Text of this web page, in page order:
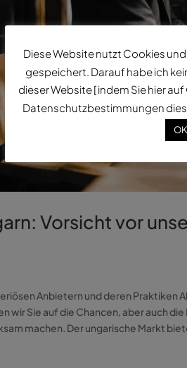
Vorsicht vor
Anbietern und deren Praktiken
wir Sie auf die Chancen, aber auch die
machen. Der ungarische Markt
Diese Website nutzt Cookies
gespeichert. Darauf habe ich
dieser Website [ indem Sie hier
Datenschutzbestimmungen
OK